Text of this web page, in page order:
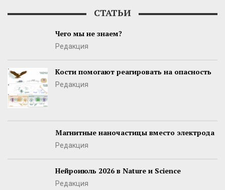
СТАТЬИ
Чего мы не знаем?
Редакция
Кости помогают реагировать на опасность
Редакция
Магнитные наночастицы вместо электрода
Редакция
Нейроиюль 2026 в Nature и Science
Редакция